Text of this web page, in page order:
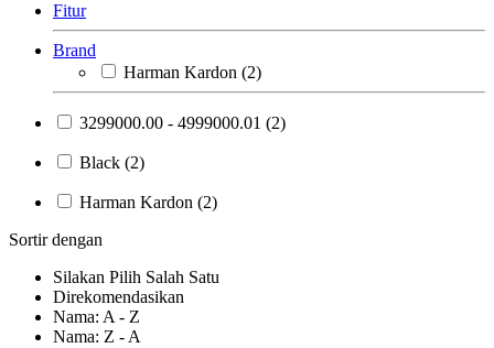
Fitur
Brand
Harman Kardon (2)
3299000.00 - 4999000.01 (2)
Black (2)
Harman Kardon (2)
Sortir dengan
Silakan Pilih Salah Satu
Direkomendasikan
Nama: A - Z
Nama: Z - A